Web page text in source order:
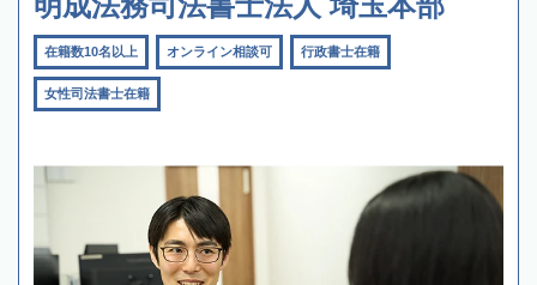
在籍数10名以上 オンライン相談可 行政書士在籍
女性司法書士在籍